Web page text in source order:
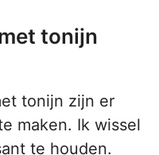
tonijn
tonijn zijn er
maken. Ik wissel
te houden.